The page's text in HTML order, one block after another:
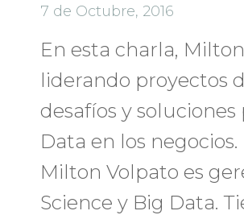
7 de Octubre, 2016
En esta charla,
liderando proyectos
desafíos y
Data en los negocios.
Milton Volpato es
Science y Big Data.